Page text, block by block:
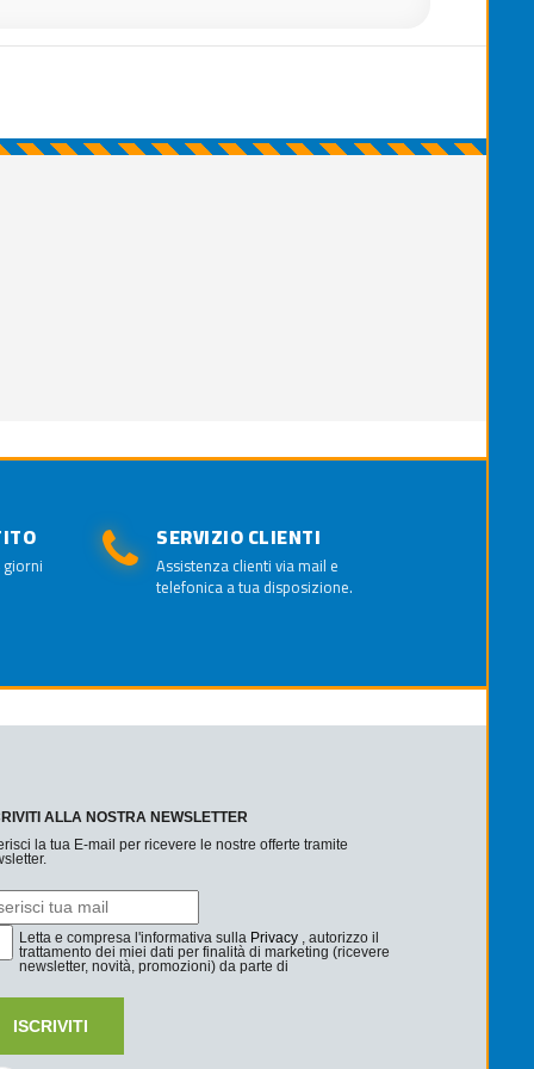
SERVIZIO CLIENTI
Assistenza clienti via mail e
telefonica a tua disposizione.
ALLA NOSTRA NEWSLETTER
la tua E-mail per ricevere le nostre offerte tramite
Letta e compresa l'informativa sulla Privacy , autorizzo il
trattamento dei miei dati per finalità di marketing (ricevere
newsletter, novità, promozioni) da parte di
ISCRIVITI